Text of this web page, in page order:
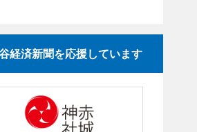
経済新聞を応援しています